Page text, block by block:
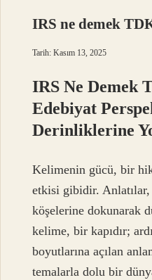
IRS ne demek
Tarih: Kasım 13, 2025
IRS Ne Demek
Edebiyat
Derinliklerine
Kelimenin gücü, bir
etkisi gibidir.
köşelerine dokunarak
kelime, bir kapıdır;
boyutlarına açılan
temalarla dolu bir